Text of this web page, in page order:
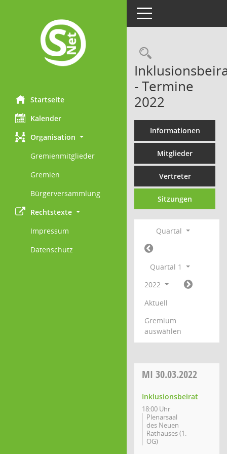
Startseite
Kalender
Organisation
Gremienmitglieder
Gremien
Bürgerversammlung
Rechtstexte
Impressum
Datenschutz
Toggle navigation
- Termine
2022
Informationen
Mitglieder
Vertreter
Sitzungen
Quartal
Quartal 1
2022
Aktuell
Gremium
auswählen
MI 30.03.2022
Inklusionsbeirat
18:00 Uhr
Plenarsaal
des Neuen
Rathauses (1.
OG)